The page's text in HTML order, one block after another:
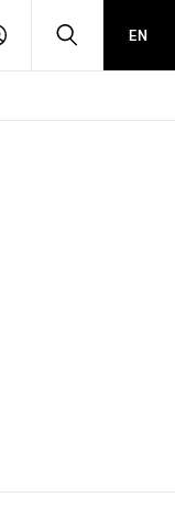
PŘIHLÁSIT HLEDATEN